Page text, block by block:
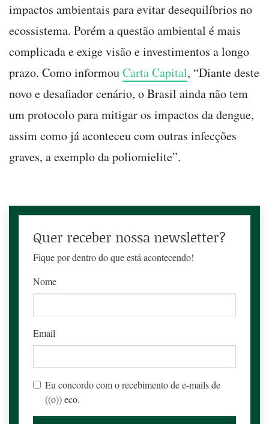
impactos ambientais para evitar desequilíbrios no
ecossistema. Porém a questão ambiental é mais
complicada e exige visão e investimentos a longo
prazo. Como informouCarta Capital, “Diante deste
novo e desafiador cenário, o Brasil ainda não tem
um protocolo para mitigar os impactos da dengue,
assim como já aconteceu com outras infecções
graves, a exemplo da poliomielite”.
Quer receber nossa newsletter?
Fique por dentro do que está acontecendo!
Nome
Email
Eu concordo com o recebimento de e-mails de
((o)) eco.